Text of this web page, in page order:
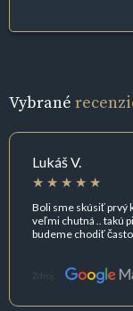
Vybrané
Lukáš V.
Boli sme skúsiť prvý
veľmi chutná .. takú
budeme chodiť často
Zdroj: